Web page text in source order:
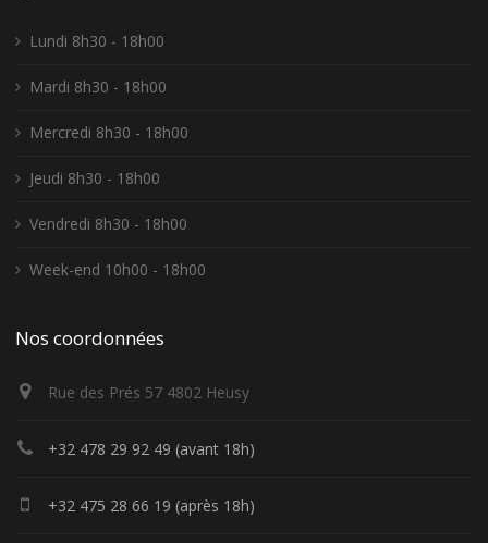
Lundi 8h30 - 18h00
Mardi 8h30 - 18h00
Mercredi 8h30 - 18h00
Jeudi 8h30 - 18h00
Vendredi 8h30 - 18h00
Week-end 10h00 - 18h00
Nos coordonnées
Rue des Prés 57 4802 Heusy
+32 478 29 92 49 (avant 18h)
+32 475 28 66 19 (après 18h)